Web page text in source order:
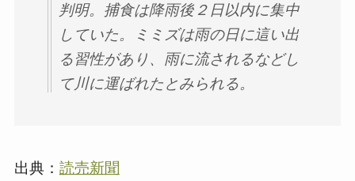
判明。捕食は降雨後２日以内に集中
していた。ミミズは雨の日に這い出
る習性があり、雨に流されるなどし
て川に運ばれたとみられる。
出典： 読売新聞